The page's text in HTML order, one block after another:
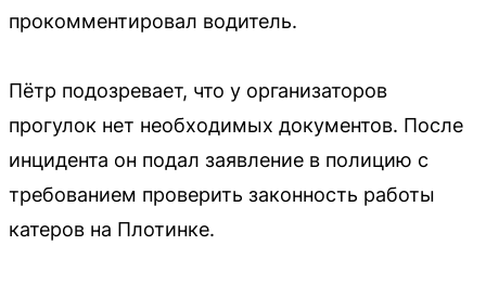
прокомментировал водитель.
Пётр подозревает, что у организаторов
прогулок нет необходимых документов. После
инцидента он подал заявление в полицию с
требованием проверить законность работы
катеров на Плотинке.